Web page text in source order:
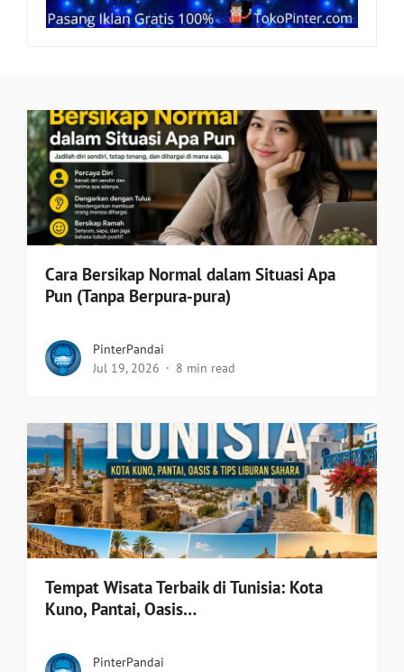
Cara Bersikap Normal dalam Situasi Apa
Pun (Tanpa Berpura-pura)
PinterPandai
Jul 19, 2026
8 min read
Tempat Wisata Terbaik di Tunisia: Kota
Kuno, Pantai, Oasis…
PinterPandai